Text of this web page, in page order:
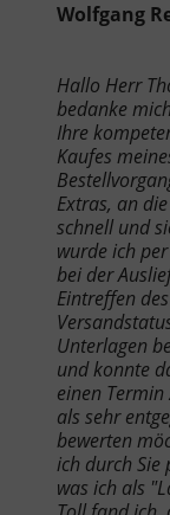
Wolfgang
Hallo Herr
bedanke
Ihre
Kaufes
Extras, an
schnell und
wurde ich
bei der
Eintreffen
Unterlagen
und konnte
einen Termin
als sehr
bewerten
ich durch Sie
was ich als